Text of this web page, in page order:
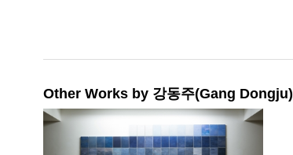
Other Works by 강동주(Gang Dongju)